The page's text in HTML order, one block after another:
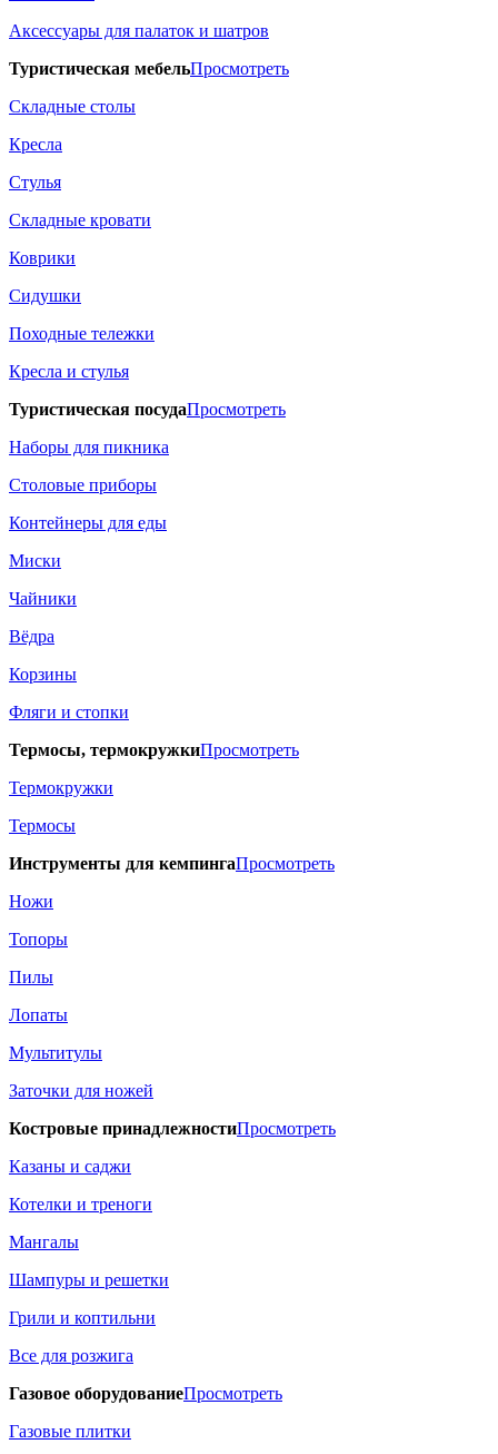
Аксессуары для палаток и шатров
Туристическая мебельПросмотреть
Складные столы
Кресла
Стулья
Складные кровати
Коврики
Сидушки
Походные тележки
Кресла и стулья
Туристическая посудаПросмотреть
Наборы для пикника
Столовые приборы
Контейнеры для еды
Миски
Чайники
Вёдра
Корзины
Фляги и стопки
Термосы, термокружкиПросмотреть
Термокружки
Термосы
Инструменты для кемпингаПросмотреть
Ножи
Топоры
Пилы
Лопаты
Мультитулы
Заточки для ножей
Костровые принадлежностиПросмотреть
Казаны и саджи
Котелки и треноги
Мангалы
Шампуры и решетки
Грили и коптильни
Все для розжига
Газовое оборудованиеПросмотреть
Газовые плитки